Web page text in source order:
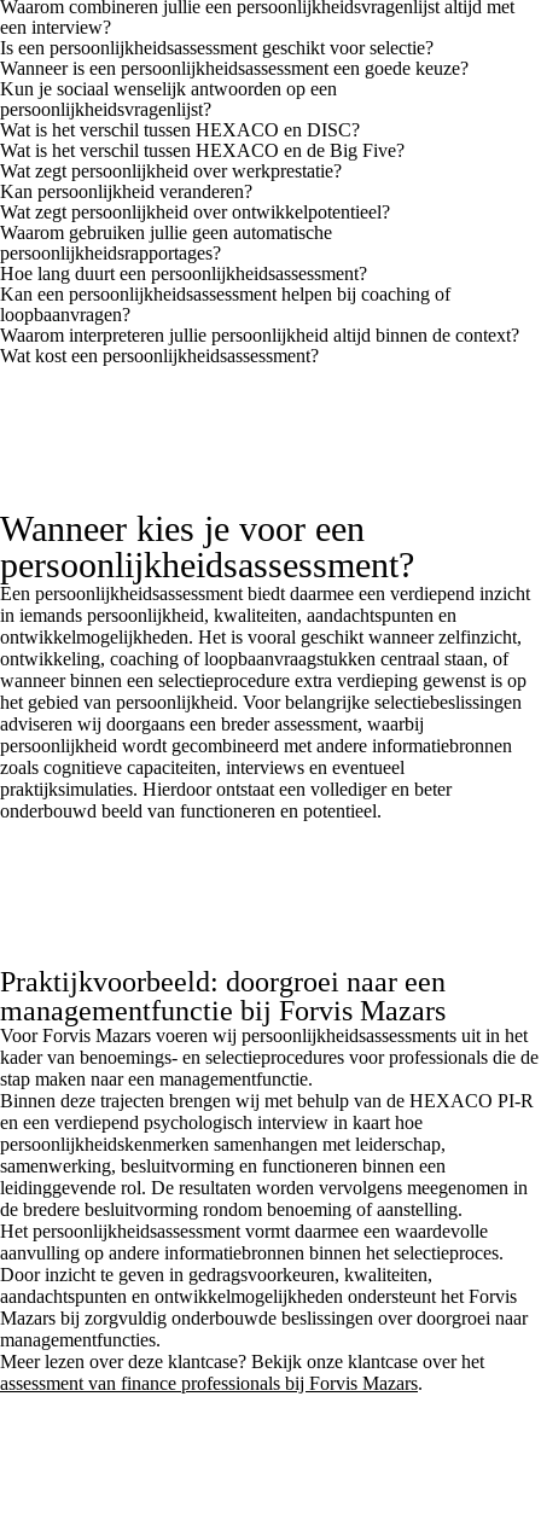
Waarom combineren jullie een persoonlijkheidsvragenlijst altijd met
een interview?
Is een persoonlijkheidsassessment geschikt voor selectie?
Wanneer is een persoonlijkheidsassessment een goede keuze?
Kun je sociaal wenselijk antwoorden op een
persoonlijkheidsvragenlijst?
Wat is het verschil tussen HEXACO en DISC?
Wat is het verschil tussen HEXACO en de Big Five?
Wat zegt persoonlijkheid over werkprestatie?
Kan persoonlijkheid veranderen?
Wat zegt persoonlijkheid over ontwikkelpotentieel?
Waarom gebruiken jullie geen automatische
persoonlijkheidsrapportages?
Hoe lang duurt een persoonlijkheidsassessment?
Kan een persoonlijkheidsassessment helpen bij coaching of
loopbaanvragen?
Waarom interpreteren jullie persoonlijkheid altijd binnen de context?
Wat kost een persoonlijkheidsassessment?
Wanneer kies je voor een
persoonlijkheidsassessment?
Een persoonlijkheidsassessment biedt daarmee een verdiepend inzicht
in iemands persoonlijkheid, kwaliteiten, aandachtspunten en
ontwikkelmogelijkheden. Het is vooral geschikt wanneer zelfinzicht,
ontwikkeling, coaching of loopbaanvraagstukken centraal staan, of
wanneer binnen een selectieprocedure extra verdieping gewenst is op
het gebied van persoonlijkheid. Voor belangrijke selectiebeslissingen
adviseren wij doorgaans een breder assessment, waarbij
persoonlijkheid wordt gecombineerd met andere informatiebronnen
zoals cognitieve capaciteiten, interviews en eventueel
praktijksimulaties. Hierdoor ontstaat een vollediger en beter
onderbouwd beeld van functioneren en potentieel.
Praktijkvoorbeeld: doorgroei naar een
managementfunctie bij Forvis Mazars
Voor Forvis Mazars voeren wij persoonlijkheidsassessments uit in het
kader van benoemings- en selectieprocedures voor professionals die de
stap maken naar een managementfunctie.
Binnen deze trajecten brengen wij met behulp van de HEXACO PI-R
en een verdiepend psychologisch interview in kaart hoe
persoonlijkheidskenmerken samenhangen met leiderschap,
samenwerking, besluitvorming en functioneren binnen een
leidinggevende rol. De resultaten worden vervolgens meegenomen in
de bredere besluitvorming rondom benoeming of aanstelling.
Het persoonlijkheidsassessment vormt daarmee een waardevolle
aanvulling op andere informatiebronnen binnen het selectieproces.
Door inzicht te geven in gedragsvoorkeuren, kwaliteiten,
aandachtspunten en ontwikkelmogelijkheden ondersteunt het Forvis
Mazars bij zorgvuldig onderbouwde beslissingen over doorgroei naar
managementfuncties.
Meer lezen over deze klantcase? Bekijk onze klantcase over het
assessment van finance professionals bij Forvis Mazars.